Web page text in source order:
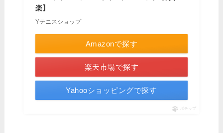
楽】
Yテニスショップ
Amazonで探す
楽天市場で探す
Yahooショッピングで探す
ポチップ